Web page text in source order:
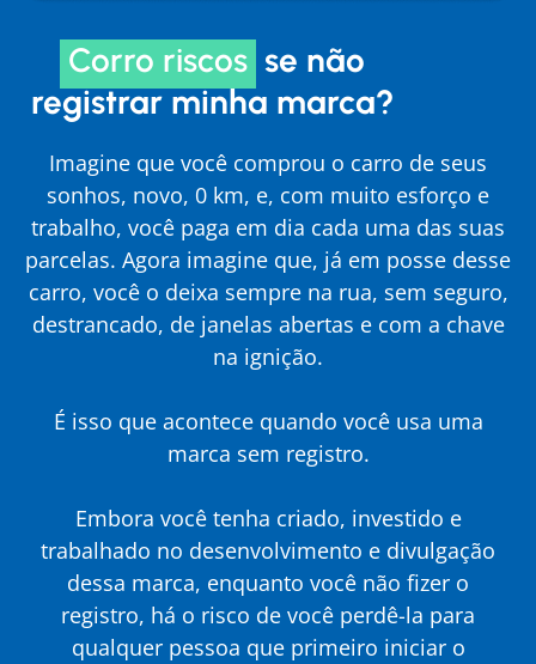
Corro riscos se não
registrar minha marca?
Imagine que você comprou o carro de seus
sonhos, novo, 0 km, e, com muito esforço e
trabalho, você paga em dia cada uma das suas
parcelas. Agora imagine que, já em posse desse
carro, você o deixa sempre na rua, sem seguro,
destrancado, de janelas abertas e com a chave
na ignição.
É isso que acontece quando você usa uma
marca sem registro.
Embora você tenha criado, investido e
trabalhado no desenvolvimento e divulgação
dessa marca, enquanto você não fizer o
registro, há o risco de você perdê-la para
qualquer pessoa que primeiro iniciar o